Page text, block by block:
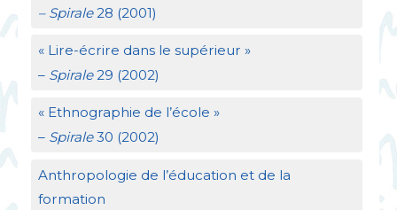
– Spirale28 (2001)
« Lire-écrire dans le supérieur »
– Spirale29 (2002)
« Ethnographie de l’école »
– Spirale30 (2002)
Anthropologie de l’éducation et de la
formation